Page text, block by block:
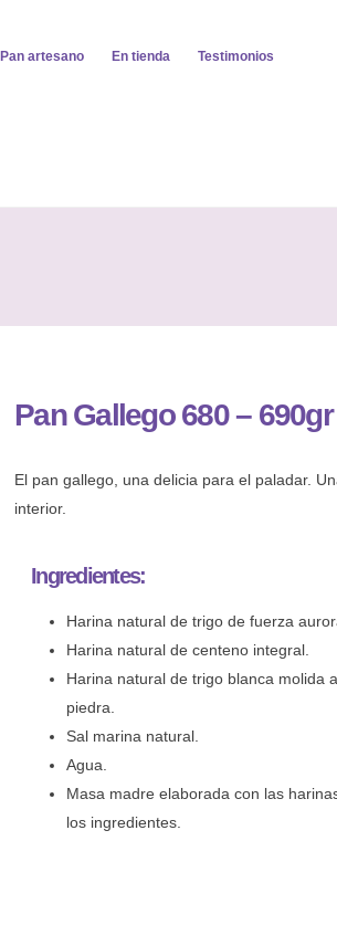
Pan artesano En tienda Testimonios
Pan Gallego 680 – 690gr
El pan gallego, una delicia para el paladar.
interior.
Ingredientes:
Harina natural de trigo de fuerza
Harina natural de centeno integral.
Harina natural de trigo blanca molida
piedra.
Sal marina natural.
Agua.
Masa madre elaborada con las
los ingredientes.